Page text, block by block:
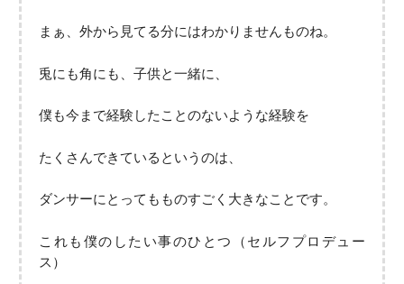
まぁ、外から見てる分にはわかりませんものね。
兎にも角にも、子供と一緒に、
僕も今まで経験したことのないような経験を
たくさんできているというのは、
ダンサーにとってもものすごく大きなことです。
これも僕のしたい事のひとつ（セルフプロデュー
ス）